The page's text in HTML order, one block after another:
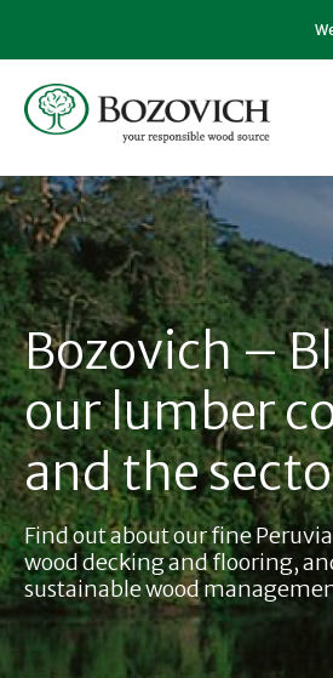
Bozovich –
our lumber
and the
Find out about our fine
wood decking and flooring,
sustainable wood